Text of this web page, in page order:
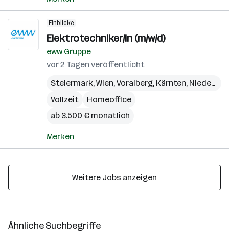
Einblicke
Elektrotechniker/in (m/w/d)
eww Gruppe
vor 2 Tagen veröffentlicht
Steiermark,Wien,Voralberg, Kärnten, Niederösterreich
Vollzeit
Homeoffice
ab 3.500 € monatlich
Merken
Weitere Jobs anzeigen
Ähnliche Suchbegriffe